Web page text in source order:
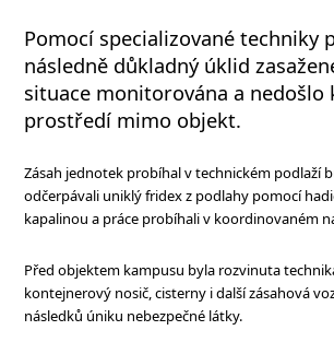
Pomocí specializované
následně důkladný úklid
situace monitorována a
prostředí mimo objekt.
Zásah jednotek probíhal v technickém podlaží
odčerpávali uniklý fridex z podlahy pomocí
kapalinou a práce probíhali v koordinovaném
Před objektem kampusu byla rozvinuta
kontejnerový nosič, cisterny i další zásahová
následků úniku nebezpečné látky.